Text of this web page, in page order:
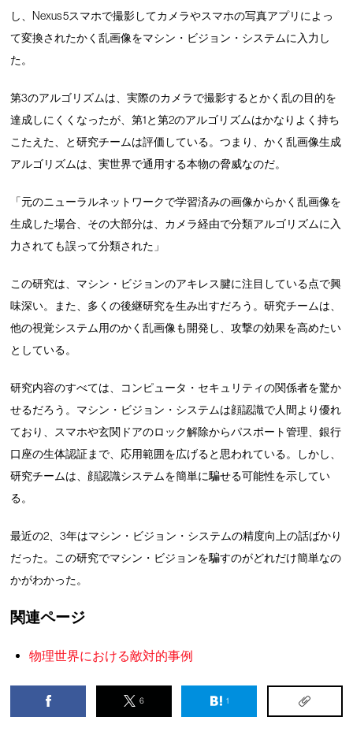
し、Nexus 5スマホで撮影してカメラやスマホの写真アプリによっ
て変換されたかく乱画像をマシン・ビジョン・システムに入力し
た。
第3のアルゴリズムは、実際のカメラで撮影するとかく乱の目的を
達成しにくくなったが、第1と第2のアルゴリズムはかなりよく持ち
こたえた、と研究チームは評価している。つまり、かく乱画像生成
アルゴリズムは、実世界で通用する本物の脅威なのだ。
「元のニューラルネットワークで学習済みの画像からかく乱画像を
生成した場合、その大部分は、カメラ経由で分類アルゴリズムに入
力されても誤って分類された」
この研究は、マシン・ビジョンのアキレス腱に注目している点で興
味深い。また、多くの後継研究を生み出すだろう。研究チームは、
他の視覚システム用のかく乱画像も開発し、攻撃の効果を高めたい
としている。
研究内容のすべては、コンピュータ・セキュリティの関係者を驚か
せるだろう。マシン・ビジョン・システムは顔認識で人間より優れ
ており、スマホや玄関ドアのロック解除からパスポート管理、銀行
口座の生体認証まで、応用範囲を広げると思われている。しかし、
研究チームは、顔認識システムを簡単に騙せる可能性を示してい
る。
最近の2、3年はマシン・ビジョン・システムの精度向上の話ばかり
だった。この研究でマシン・ビジョンを騙すのがどれだけ簡単なの
かがわかった。
関連ページ
物理世界における敵対的事例
6 1